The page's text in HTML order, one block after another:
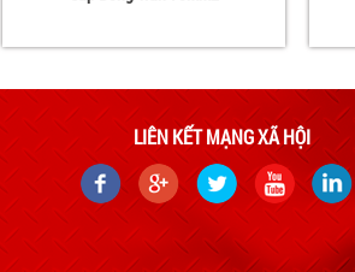
LIÊN KẾT MẠNG XÃ HỘI